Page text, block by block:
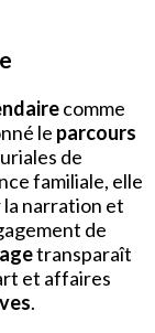
comme
le parcours
de
familiale, elle
la narration et
de
transparaît
et affaires
.